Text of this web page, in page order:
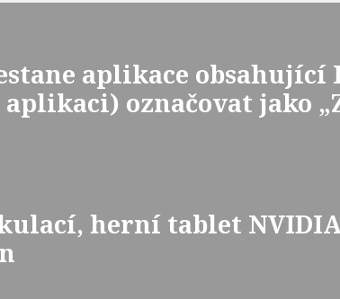
aplikace obsahující
označovat jako
herní tablet